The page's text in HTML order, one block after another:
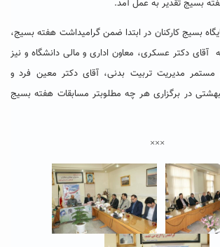
بسیج تقدیر به عمل آمد.
بسیج کارکنان در ابتدا ضمن گرامیداشت هفته بسیج،
آقای دکتر عسکری، معاون اداری و مالی دانشگاه و نیز
مدیریت تربیت بدنی، آقای دکتر معین فرد و
در برگزاری هر چه مطلوبتر مسابقات هفته بسیج
×××